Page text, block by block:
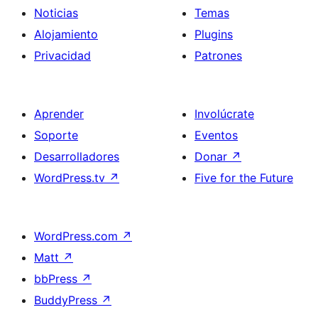
Noticias
Alojamiento
Privacidad
Temas
Plugins
Patrones
Aprender
Soporte
Desarrolladores
WordPress.tv ↗
Involúcrate
Eventos
Donar ↗
Five for the Future
WordPress.com ↗
Matt ↗
bbPress ↗
BuddyPress ↗